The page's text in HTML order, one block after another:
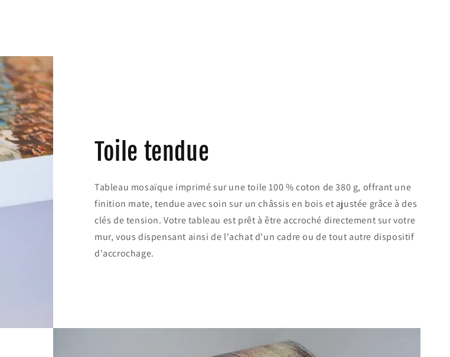
Toile tendue
Tableau mosaïque imprimé sur une toile 100 % coton de 380 g, offrant une
finition mate, tendue avec soin sur un châssis en bois et ajustée grâce à des
clés de tension. Votre tableau est prêt à être accroché directement sur votre
mur, vous dispensant ainsi de l'achat d'un cadre ou de tout autre dispositif
d'accrochage.